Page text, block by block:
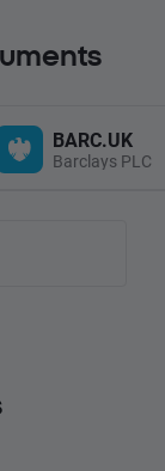
BARC.UK
Barclays PLC